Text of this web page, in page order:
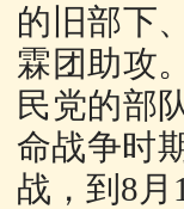
的旧部下
霖团助攻
民党的部
命战争时
战，到8